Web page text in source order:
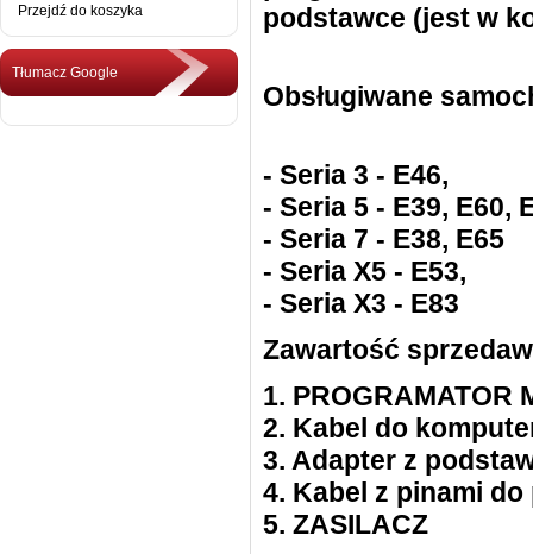
Przejdź do koszyka
Tłumacz Google
podstawce (jest w
Obsługiwane
- Seria 3 - E46,
- Seria 5 - E39, E60,
- Seria 7 - E38, E65
- Seria X5 - E53,
- Seria X3 - E83
Zawartość
1. PROGRAMATOR
2. Kabel do
3. Adapter z
4. Kabel z pinami do
5. ZASILACZ